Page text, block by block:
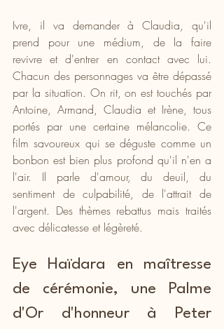
Ivre, il va demander à Claudia, qu'il
prend pour une médium, de la faire
revivre et d'entrer en contact avec lui.
Chacun des personnages va être dépassé
par la situation. On rit, on est touchés par
Antoine, Armand, Claudia et Irène, tous
portés par une certaine mélancolie. Ce
film savoureux qui se déguste comme un
bonbon est bien plus profond qu'il n'en a
l'air. Il parle d'amour, du deuil, du
sentiment de culpabilité, de l'attrait de
l'argent. Des thèmes rebattus mais traités
avec délicatesse et légèreté.
Eye Haïdara en maîtresse
de cérémonie, une Palme
d'Or d'honneur à Peter